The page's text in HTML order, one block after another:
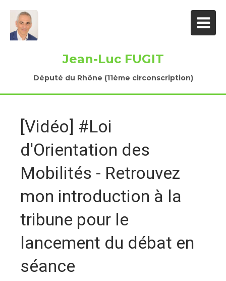
Jean-Luc FUGIT
Député du Rhône (11ème circonscription)
[Vidéo] #Loi
d'Orientation des
Mobilités - Retrouvez
mon introduction à la
tribune pour le
lancement du débat en
séance